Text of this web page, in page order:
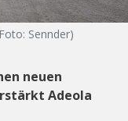
Sennder)
neuen
Adeola